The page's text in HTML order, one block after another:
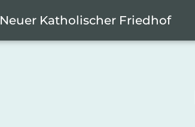
Neuer Katholischer Friedhof